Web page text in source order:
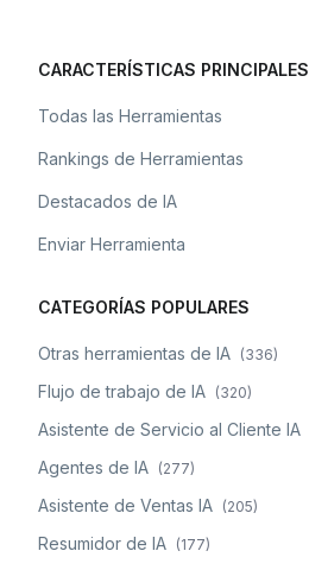
CARACTERÍSTICAS PRINCIPALES
Todas las Herramientas
Rankings de Herramientas
Destacados de IA
Enviar Herramienta
CATEGORÍAS POPULARES
Otras herramientas de IA (336)
Flujo de trabajo de IA (320)
Asistente de Servicio al Cliente IA
Agentes de IA (277)
Asistente de Ventas IA (205)
Resumidor de IA (177)